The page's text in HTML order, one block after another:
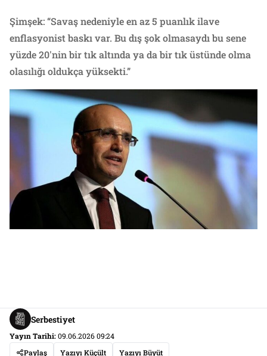
Şimşek: “Savaş nedeniyle en az 5 puanlık ilave
enflasyonist baskı var. Bu dış şok olmasaydı bu sene
yüzde 20'nin bir tık altında ya da bir tık üstünde olma
olasılığı oldukça yüksekti.”
Serbestiyet
Yayın Tarihi:09.06.2026 09:24
Paylaş
Yazıyı Küçült Yazıyı Büyüt